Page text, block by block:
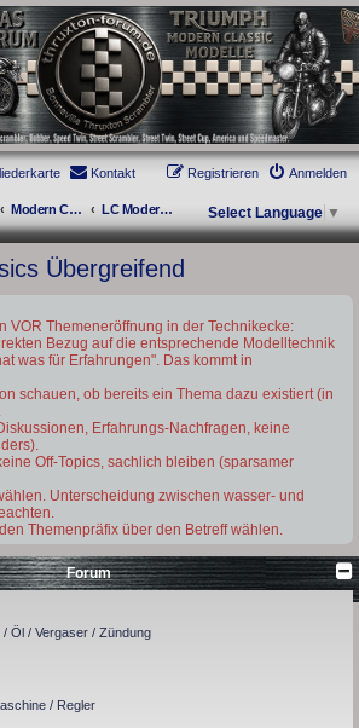
die Triumph Modern Classic Modelle. Das Forum für
ab BJ 2001. Triumph Bonneville, Thruxton,
Street Scrambler, Street Twin, Street Cup, America
Kontakt Anmelden
Registrieren
Modern Classics - Baujahre ab 2016 [LC] LC Modern Classics Übergreifend Select Language ▼
Übergreifend
VOR Themeneröffnung in der Technikecke:
Bezug auf die entsprechende Modelltechnik
was für Erfahrungen". Das kommt in
schauen, ob bereits ein Thema dazu existiert (in
Erfahrungs-Nachfragen, keine
Off-Topics, sachlich bleiben (sparsamer
Unterscheidung zwischen wasser- und
Themenpräfix über den Betreff wählen.
Forum
Öl / Vergaser / Zündung
/ Regler